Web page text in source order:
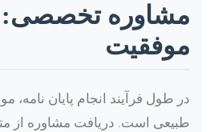
مشاوره تخصصی:
موفقیت
در طول فرآیند انجام پایان نامه،
طبیعی است. دریافت مشاوره از